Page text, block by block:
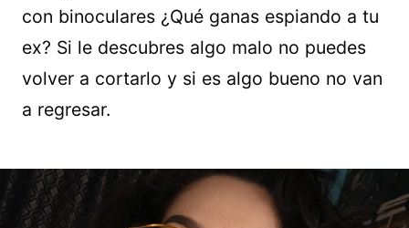
con binoculares ¿Qué ganas espiando a tu
ex? Si le descubres algo malo no puedes
volver a cortarlo y si es algo bueno no van
a regresar.